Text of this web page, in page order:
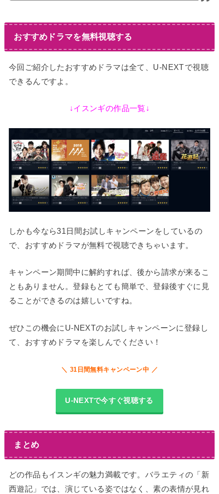
おすすめドラマを無料視聴する
今回ご紹介したおすすめドラマは全て、U-NEXTで視聴
できるんですよ。
↓イスンギの作品一覧↓
しかも今なら31日間お試しキャンペーンをしているの
で、おすすめドラマが無料で視聴できちゃいます。
キャンペーン期間中に解約すれば、後から請求が来るこ
ともありません。登録もとても簡単で、登録後すぐに見
ることができるのは嬉しいですね。
ぜひこの機会にU-NEXTのお試しキャンペーンに登録し
て、おすすめドラマを楽しんでください！
＼ 31日間無料キャンペーン中 ／
U-NEXTで今すぐ視聴する
まとめ
どの作品もイスンギの魅力満載です。バラエティの「新
西遊記」では、演じている姿ではなく、素の表情が見れ